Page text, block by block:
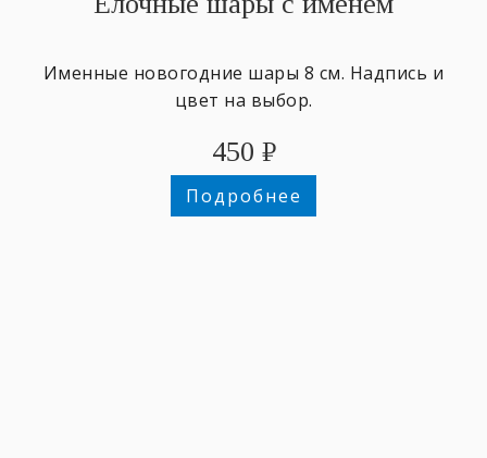
Именные новогодние шары 8 см. Надпись и
цвет на выбор.
450 ₽
Подробнее